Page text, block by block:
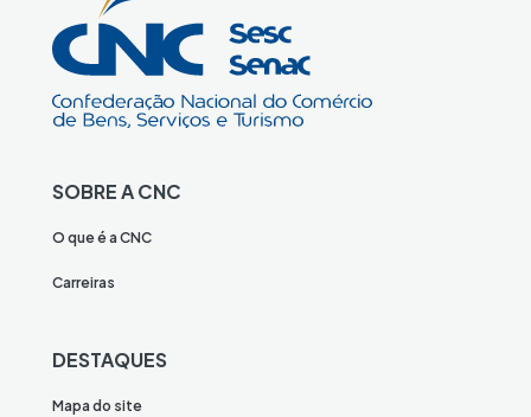
SOBRE A CNC
O que é a CNC
Carreiras
DESTAQUES
Mapa do site